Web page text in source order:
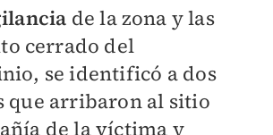
de la zona y las
cerrado del
se identificó a dos
que arribaron al sitio
de la víctima y